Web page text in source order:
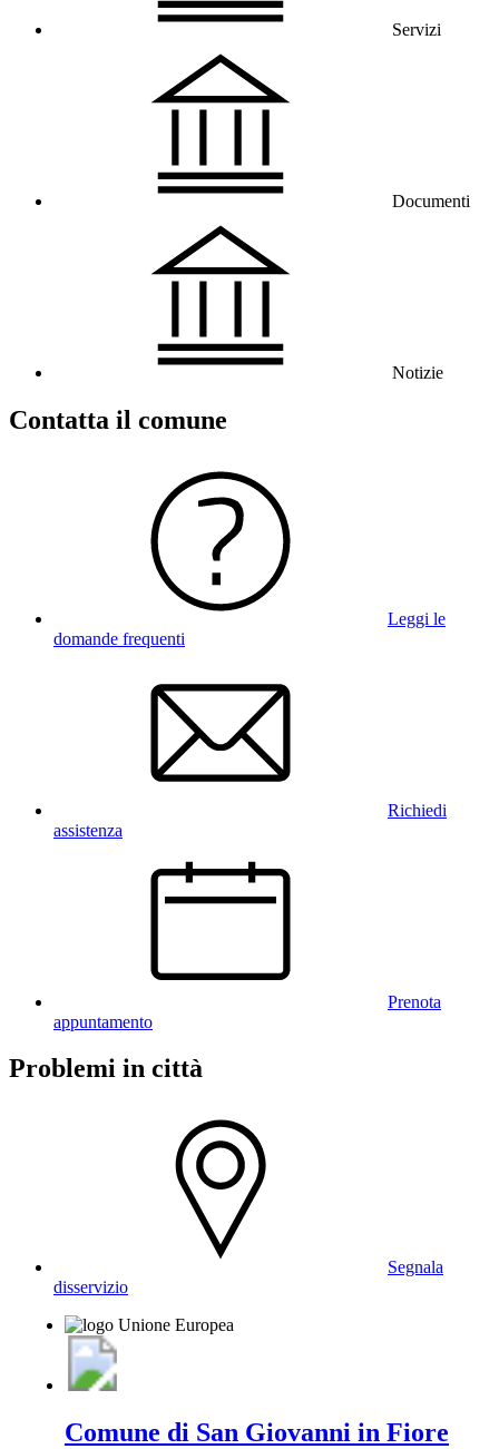
Servizi
Documenti
Notizie
Contatta il comune
Leggi le
domande frequenti
Richiedi
assistenza
Prenota
appuntamento
Problemi in città
Segnala
disservizio
Comune di San Giovanni in Fiore